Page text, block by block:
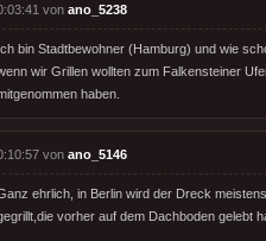
von ano_5238
bin Stadtbewohner (Hamburg) und wie
wir Grillen wollten zum Falkensteiner
haben.
von ano_5146
ehrlich, in Berlin wird der Dreck
vorher auf dem Dachboden gelebt